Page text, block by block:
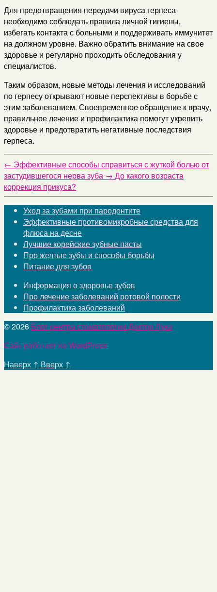
Для предотвращения передачи вируса герпеса
необходимо соблюдать правила личной гигиены,
избегать контакта с больными и поддерживать иммунитет
на должном уровне. Важно обратить внимание на свое
здоровье и регулярно проходить обследования у
специалистов.
Таким образом, новые методы лечения и исследований
по герпесу открывают новые перспективы в борьбе с
этим заболеванием. Своевременное обращение к врачу,
правильное лечение и профилактика помогут укрепить
здоровье и предотвратить негативные последствия
герпеса.
← Эффективные способы справиться с жуткой болью от
застудившегося нерва зуба → До какого возраста
коррекция прикуса?
Уход за зубами при пародонтите
Эффективные противомикробные средства для
флюса на десне
Лучшие корейские зубные пасты
Про желтые зубы и способы борьбы
Питание для зубов
Информация о здоровье зубов
Про лечение заболеваний ротовой полости
Профилактика заболеваний
© 2026 Блог центра стоматологии Доктор Лука
Сайт работает на WordPress
Наверх ↑ Вверх ↑